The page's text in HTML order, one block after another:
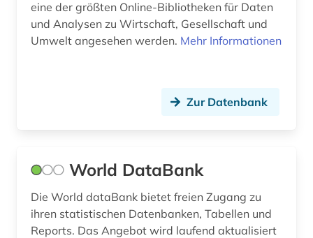
eine der größten Online-Bibliotheken für Daten
und Analysen zu Wirtschaft, Gesellschaft und
Umwelt angesehen werden. Mehr Informationen
Zur Datenbank
World DataBank
Die World dataBank bietet freien Zugang zu
ihren statistischen Datenbanken, Tabellen und
Reports. Das Angebot wird laufend aktualisiert